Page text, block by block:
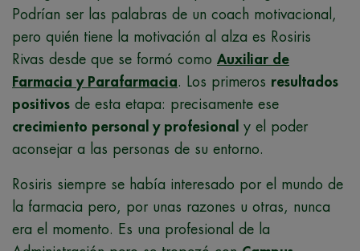
Podrían ser las palabras de un coach motivacional,
pero quién tiene la motivación al alza es Rosiris
Rivas desde que se formó como Auxiliar de
Farmacia y Parafarmacia. Los primeros resultados
positivos de esta etapa: precisamente ese
crecimiento personal y profesional
y el poder
aconsejar a las personas de su entorno.
Rosiris siempre se había interesado por el mundo de
la farmacia pero, por unas razones u otras, nunca
era el momento. Es una profesional de la